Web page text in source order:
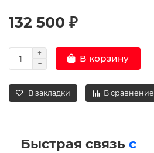
132 500 ₽
В корзину
В закладки В сравнение
Быстрая связь с